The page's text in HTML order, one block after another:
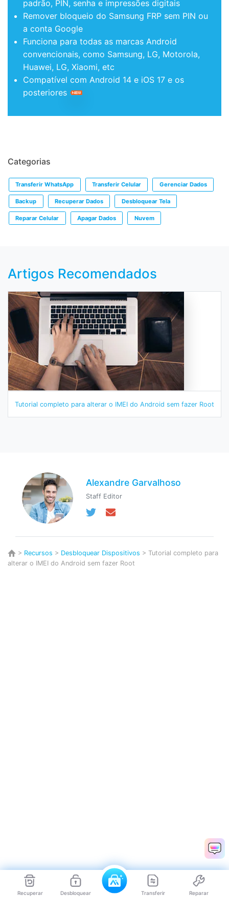
Recuperar Desbloquear Transferir Reparar
padrão, PIN, senha e impressões digitais
Remover bloqueio do Samsung FRP sem PIN ou
a conta Google
Funciona para todas as marcas Android
convencionais, como Samsung, LG, Motorola,
Huawei, LG, Xiaomi, etc
Compatível com Android 14 e iOS 17 e os
posteriores
Categorias
Transferir WhatsApp Transferir Celular Gerenciar Dados
Backup Recuperar Dados Desbloquear Tela
Reparar Celular Apagar Dados Nuvem
Artigos Recomendados
Tutorial completo para alterar o IMEI do Android sem fazer Root
Alexandre Garvalhoso
Staff Editor
> Recursos > Desbloquear Dispositivos > Tutorial completo para
alterar o IMEI do Android sem fazer Root